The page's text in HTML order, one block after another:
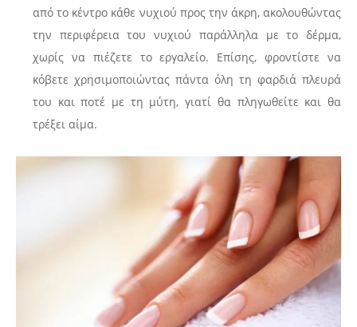
από το κέντρο κάθε νυχιού προς την άκρη, ακολουθώντας
την περιφέρεια του νυχιού παράλληλα με το δέρμα,
χωρίς να πιέζετε το εργαλείο. Επίσης, φροντίστε να
κόβετε χρησιμοποιώντας πάντα όλη τη φαρδιά πλευρά
του και ποτέ με τη μύτη, γιατί θα πληγωθείτε και θα
τρέξει αίμα.